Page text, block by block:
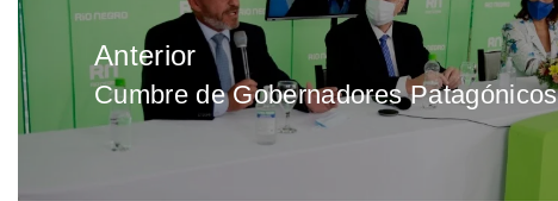
Navegación
de
entradas
Anterior
Entrada
anterior:
Cumbre de Gobernadores